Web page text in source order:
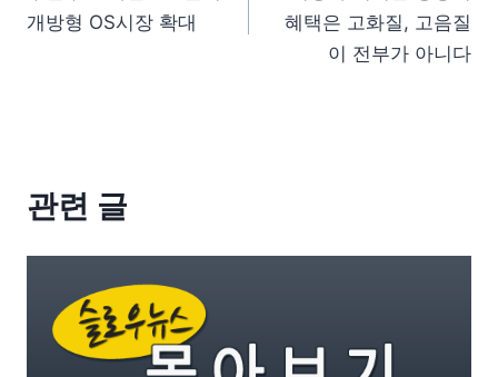
개방형 OS시장 확대
혜택은 고화질, 고음질
이 전부가 아니다
관련 글